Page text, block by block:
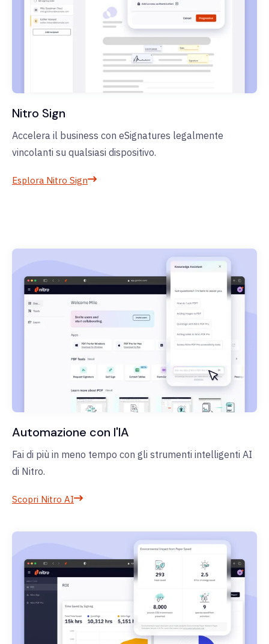
Nitro Sign
Accelera il business con eSignatures legalmente
vincolanti su qualsiasi dispositivo.
Esplora Nitro Sign
Automazione con l'IA
Fai di più in meno tempo con gli strumenti intelligenti AI
di Nitro.
Scopri Nitro AI